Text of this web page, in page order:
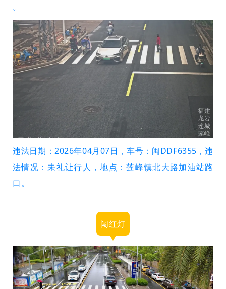
。
违法日期：2026年04月07日，车号：闽DDF6355，违
法情况：未礼让行人，地点：莲峰镇北大路加油站路
口。
闯红灯